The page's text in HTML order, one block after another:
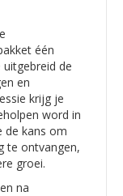
één
de
en
krijg je
word in
de kans om
te ontvangen,
groei.
na